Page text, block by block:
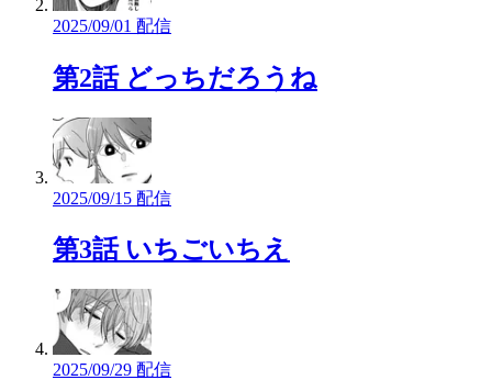
2025/09/01 配信
第2話 どっちだろうね
2025/09/15 配信
第3話 いちごいちえ
2025/09/29 配信